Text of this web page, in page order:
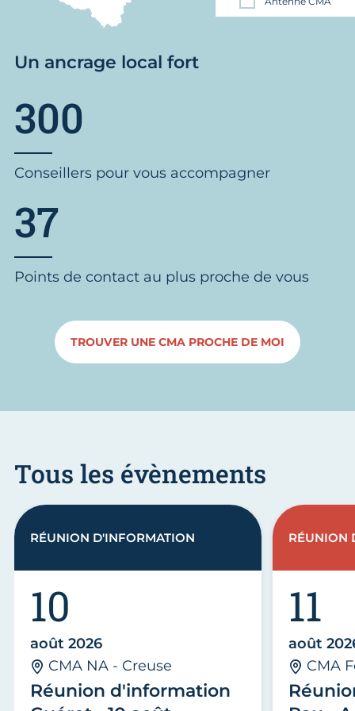
Un ancrage local fort
300
Conseillers pour vous accompagner
37
Points de contact au plus proche de vous
TROUVER UNE CMA PROCHE DE MOI
Tous les évènements
Réunion d'information
10
août 2026
CMA NA - Creuse
RÉUNION D'INFORMATION
11
août
CMA
RÉUNION